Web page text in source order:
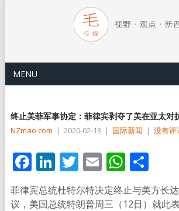
MENU
终止美菲军事协定：菲律宾剥夺了美在亚太对
NZmao com | 2020-02-13 | 国际新闻 | 没有评
Facebook
LinkedIn
Twitter
Email分
享
菲律宾总统杜特尔特决定终止与美方长
议，美国总统特朗普周三（12日）就此